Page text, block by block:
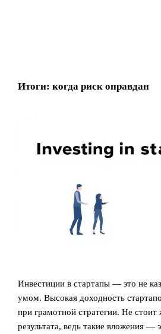
Итоги: когда риск оправдан
Инвестиции в стартапы — это не
умом. Высокая доходность
при грамотной стратегии. Не стоит
результата, ведь такие вложения —